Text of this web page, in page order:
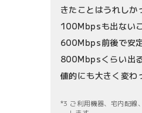
きたことはうれしか
100Mbpsも出ない
600Mbps前後で安
800Mbpsくらい出
値的にも大きく変わ
3 ご利用機器、宅内配線